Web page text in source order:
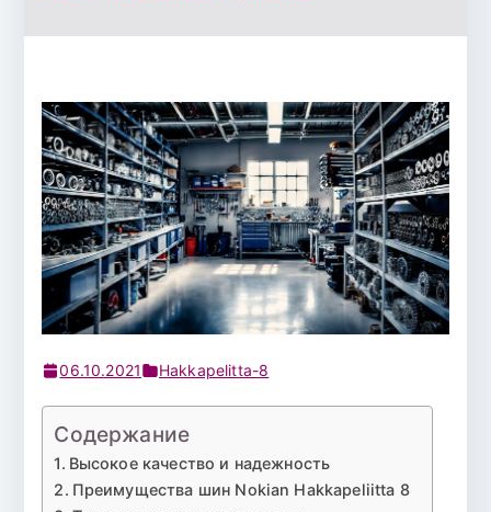
06.10.2021 Hakkapelitta-8
Содержание
Высокое качество и надежность
Преимущества шин Nokian Hakkapeliitta 8